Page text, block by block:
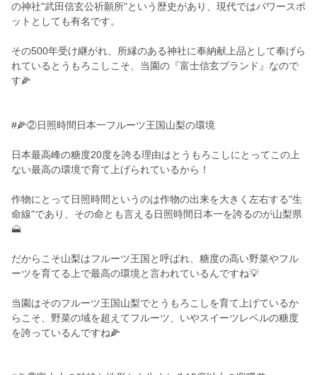
の神社"武田信玄公祈願所"という歴史があり、現代ではパワースポ
ットとしても有名です。
その500年受け継がれ、所縁のある神社に奉納献上品として奉げら
れているとうもろこしこそ、当園の『富士信玄ブランド』なので
す🌽
#🌽②日照時間日本一フルーツ王国山梨の環境
日本最高峰の糖度20度を誇る理由はとうもろこしにとってこの上
ない最高の環境で育て上げられているから！
作物にとって日照時間というのは作物の出来を大きく左右する"生
命線"であり、その命とも言える日照時間日本一を誇るのが山梨県
🗻
だからこそ山梨はフルーツ王国と呼ばれ、糖度の高い野菜やフル
ーツを育てる上で最高の環境と言われているんですね💡
当園はそのフルーツ王国山梨でとうもろこしを育て上げているか
らこそ、野菜の域を超えてフルーツ、いやスイーツレベルの糖度
を誇っているんですね🌽